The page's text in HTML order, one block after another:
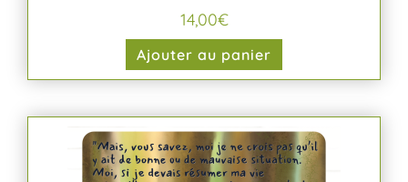
14,00€
Ajouter au panier